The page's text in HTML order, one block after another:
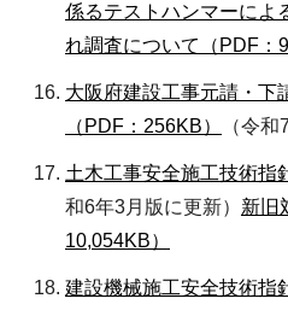
係るテストハンマーによ
れ調査について（PDF：
大阪府建設工事元請・下
（PDF：256KB）
（令
土木工事安全施工技術指
和6年3月版に更新） 新旧
10,054KB）
建設機械施工安全技術指